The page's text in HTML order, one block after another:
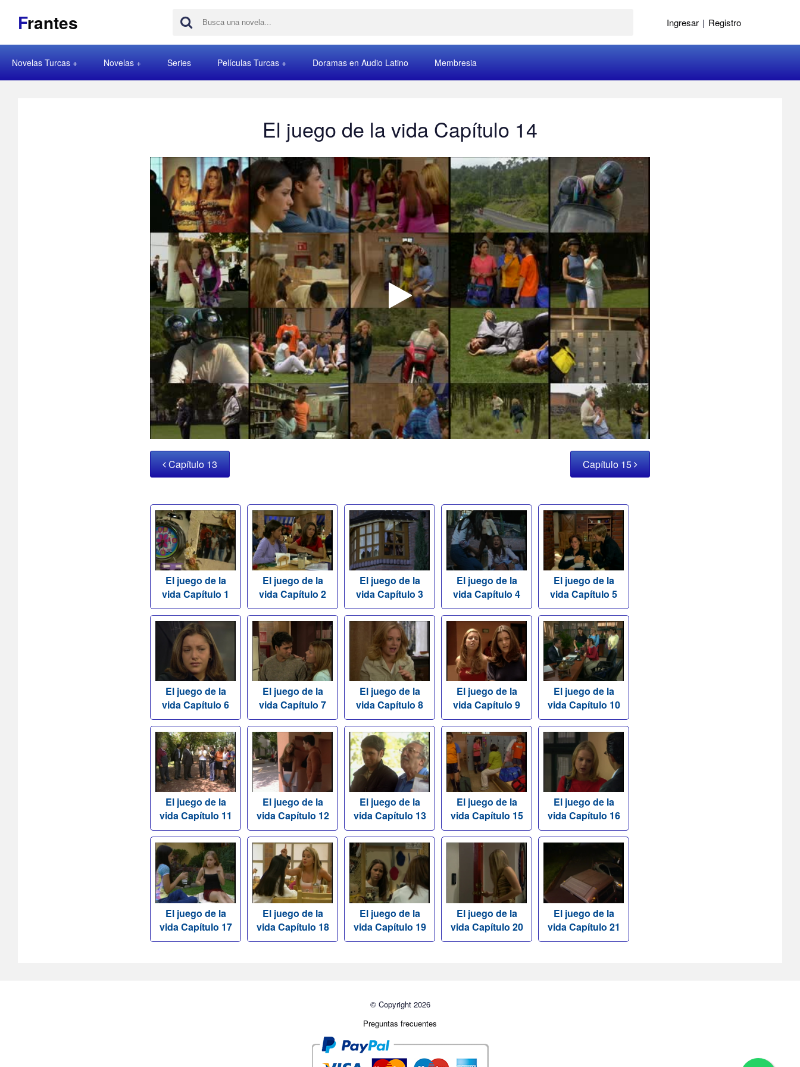
Frantes Ingresar | Registro
Novelas Turcas Novelas Series Películas Turcas Doramas en Audio Latino Membresia
El juego de la vida Capítulo 14
Capítulo 13 Capítulo 15
El juego de la
vida Capítulo 1
El juego de la
vida Capítulo 2
El juego de la
vida Capítulo 3
El juego de la
vida Capítulo 4
El juego de la
vida Capítulo 5
El juego de la
vida Capítulo 6
El juego de la
vida Capítulo 7
El juego de la
vida Capítulo 8
El juego de la
vida Capítulo 9
El juego de la
vida Capítulo 10
El juego de la
vida Capítulo 11
El juego de la
vida Capítulo 12
El juego de la
vida Capítulo 13
El juego de la
vida Capítulo 15
El juego de la
vida Capítulo 16
El juego de la
vida Capítulo 17
El juego de la
vida Capítulo 18
El juego de la
vida Capítulo 19
El juego de la
vida Capítulo 20
El juego de la
vida Capítulo 21
© Copyright 2026
Preguntas frecuentes